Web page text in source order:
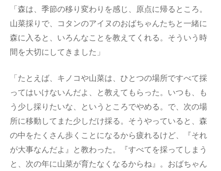
「森は、季節の移り変わりを感じ、原点に帰るところ。
山菜採りで、コタンのアイヌのおばちゃんたちと一緒に
森に入ると、いろんなことを教えてくれる。そういう時
間を大切にしてきました」
「たとえば、キノコや山菜は、ひとつの場所ですべて採
ってはいけないんだよ、と教えてもらった。いつも、も
う少し採りたいな、というところでやめる。で、次の場
所に移動してまた少しだけ採る。そうやっていると、森
の中をたくさん歩くことになるから疲れるけど、『それ
が大事なんだよ』と教わった。『すべてを採ってしまう
と、次の年に山菜が育たなくなるからね』。おばちゃん